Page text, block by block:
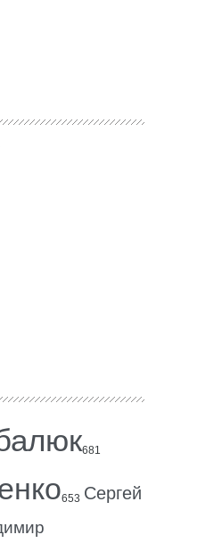
681
653 Сергей